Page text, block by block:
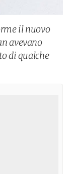
il nuovo
avevano
di qualche